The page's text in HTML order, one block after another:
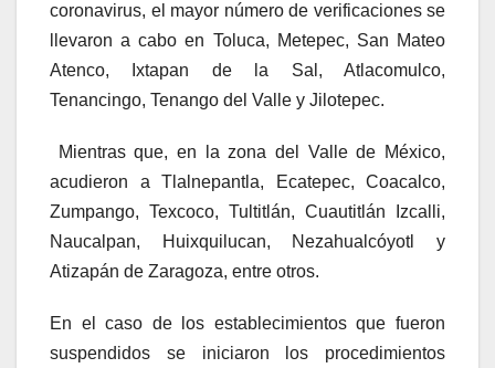
coronavirus, el mayor número de verificaciones se
llevaron a cabo en Toluca, Metepec, San Mateo
Atenco, Ixtapan de la Sal, Atlacomulco,
Tenancingo, Tenango del Valle y Jilotepec.
Mientras que, en la zona del Valle de México,
acudieron a Tlalnepantla, Ecatepec, Coacalco,
Zumpango, Texcoco, Tultitlán, Cuautitlán Izcalli,
Naucalpan, Huixquilucan, Nezahualcóyotl y
Atizapán de Zaragoza, entre otros.
En el caso de los establecimientos que fueron
suspendidos se iniciaron los procedimientos